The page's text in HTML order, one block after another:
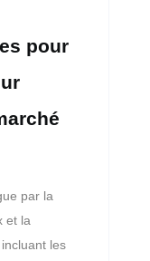
pour
par la
et la
les